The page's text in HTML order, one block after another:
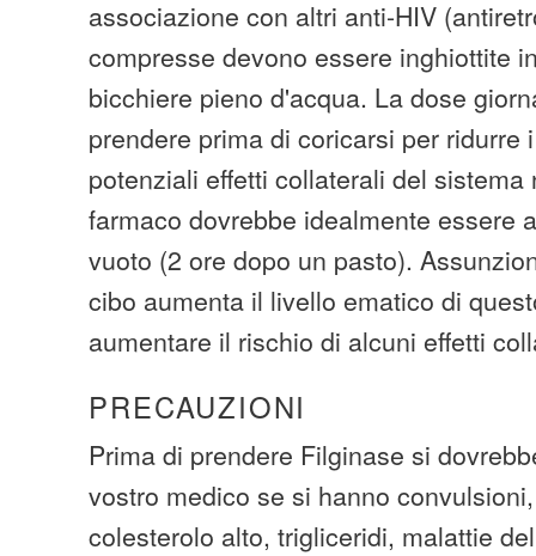
associazione con altri anti-HIV
compresse devono essere inghiottite
bicchiere pieno d'acqua. La dose
prendere prima di coricarsi per ridurre
potenziali effetti collaterali del
farmaco dovrebbe idealmente essere
vuoto (2 ore dopo un pasto).
cibo aumenta il livello ematico di
aumentare il rischio di alcuni effetti
PRECAUZIONI
Prima di prendere Filginase si
vostro medico se si hanno
colesterolo alto, trigliceridi, malattie